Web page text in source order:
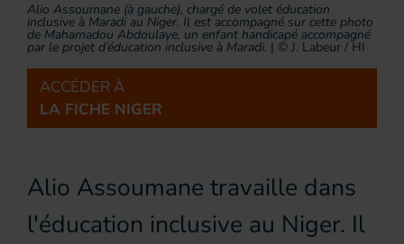
Alio Assoumane (à gauche), chargé de volet éducation
inclusive à Maradi au Niger. Il est accompagné sur cette photo
de Mahamadou Abdoulaye, un enfant handicapé accompagné
par le projet d’éducation inclusive à Maradi. | © J. Labeur / HI
ACCÉDER À
LA FICHE NIGER
Alio Assoumane travaille dans
l'éducation inclusive au Niger. Il